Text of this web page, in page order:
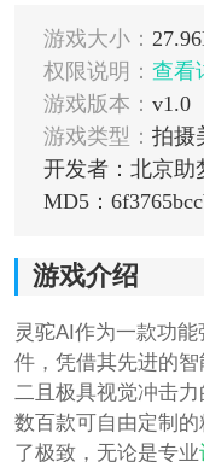
游戏大小：
权限说明： 查看
游戏版本： v1.0
游戏类型： 拍摄
游戏介绍
灵驼AI作为一款功
件，凭借其先进的
二且极具视觉冲击
数百款可自由定制
了极致，无论是专业